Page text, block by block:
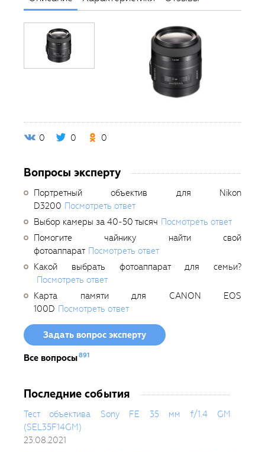
0 0 0
Вопросы эксперту
Портретный объектив для Nikon
D3200 Посмотреть ответ
Выбор камеры за 40-50 тысяч Посмотреть ответ
Помогите чайнику найти свой
фотоаппарат Посмотреть ответ
Какой выбрать фотоаппарат для семьи?
Посмотреть ответ
Карта памяти для CANON EOS
100D Посмотреть ответ
Задать вопрос эксперту
Все вопросы891
Последние события
Тест объектива Sony FE 35 мм f/1.4 GM
(SEL35F14GM)
23.08.2021